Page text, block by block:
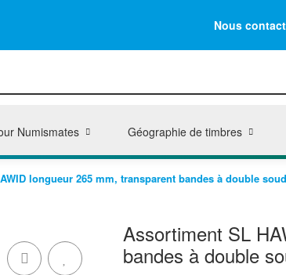
Nous
Numismates Géographie de timbres
longueur 265 mm, transparent bandes à double
Assortiment SL
bandes à double